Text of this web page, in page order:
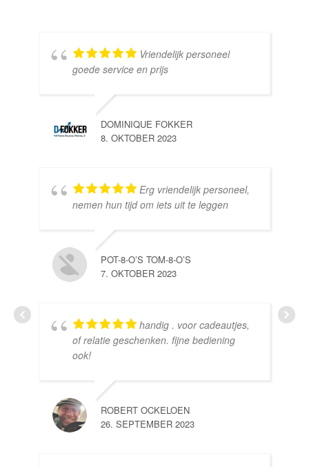
Vriendelijk personeel
goede service en prijs
DOMINIQUE FOKKER
8. OKTOBER 2023
Erg vriendelijk personeel,
nemen hun tijd om iets uit te leggen
POT-8-O’S TOM-8-O’S
7. OKTOBER 2023
handig . voor cadeautjes,
of relatie geschenken. fijne bediening
ook!
ROBERT OCKELOEN
26. SEPTEMBER 2023